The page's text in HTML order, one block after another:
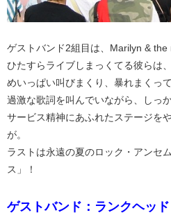
ゲストバンド2組目は、Marilyn & the
ひたすらライブしまっくてる彼らは
めいっぱい叫びまくり、暴れまくっ
過激な歌詞を叫んでいながら、しっ
サービス精神にあふれたステージを
が。
ラストは永遠の夏のロック・アンセ
ス」！
ゲストバンド：ランクヘッド